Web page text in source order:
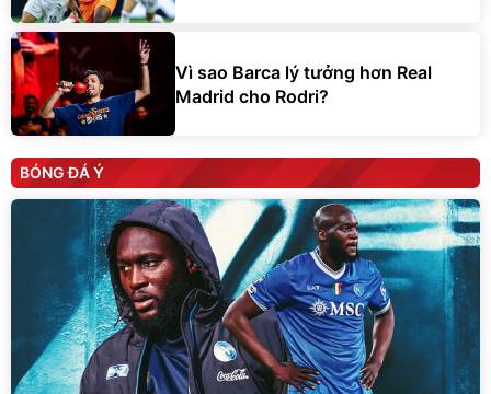
Vì sao Barca lý tưởng hơn Real
Madrid cho Rodri?
BÓNG ĐÁ Ý